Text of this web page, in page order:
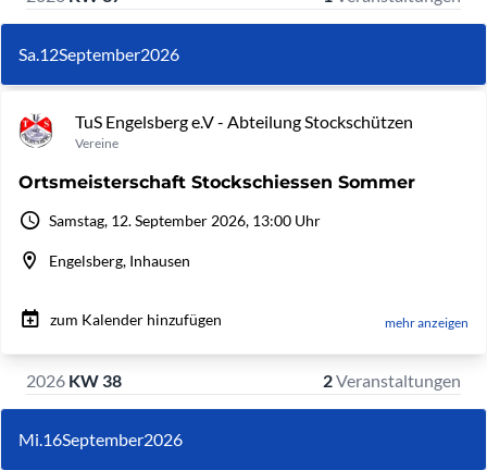
Sa.12September2026
TuS Engelsberg e.V - Abteilung Stockschützen
Vereine
Ortsmeisterschaft Stockschiessen Sommer
Samstag, 12. September 2026, 13:00 Uhr
Engelsberg, Inhausen
zum Kalender hinzufügen mehr anzeigen
2026 KW 38 2Veranstaltungen
Mi.16September2026